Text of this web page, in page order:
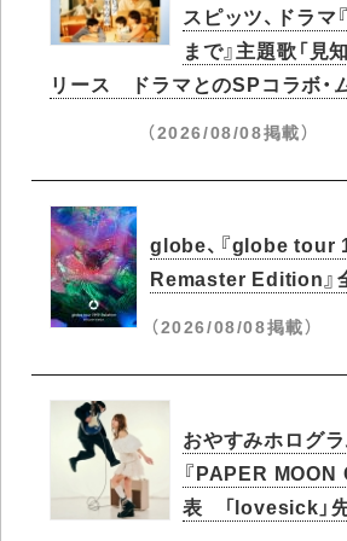
スピッツ、ドラマ
まで』主題歌「見
リース ドラマとのSPコラボ・
（2026/08/08掲載）
globe、『globe
Remaster Edition』
（2026/08/08掲載）
おやすみホログ
『PAPER MOON
表 「lovesick」